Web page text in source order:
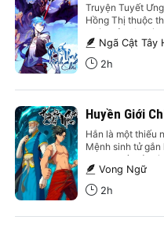
Truyện Tuyết
Hồng Thị thuộc
dưới biển sâu hít
của người khổng
phá…
Ngã Cật Tây
2h
Huyền Giới
Hắn là một thiếu
Mệnh sinh tử
định quyết trở
vật! Dị huyết phụ
Với…
Vong Ngữ
2h